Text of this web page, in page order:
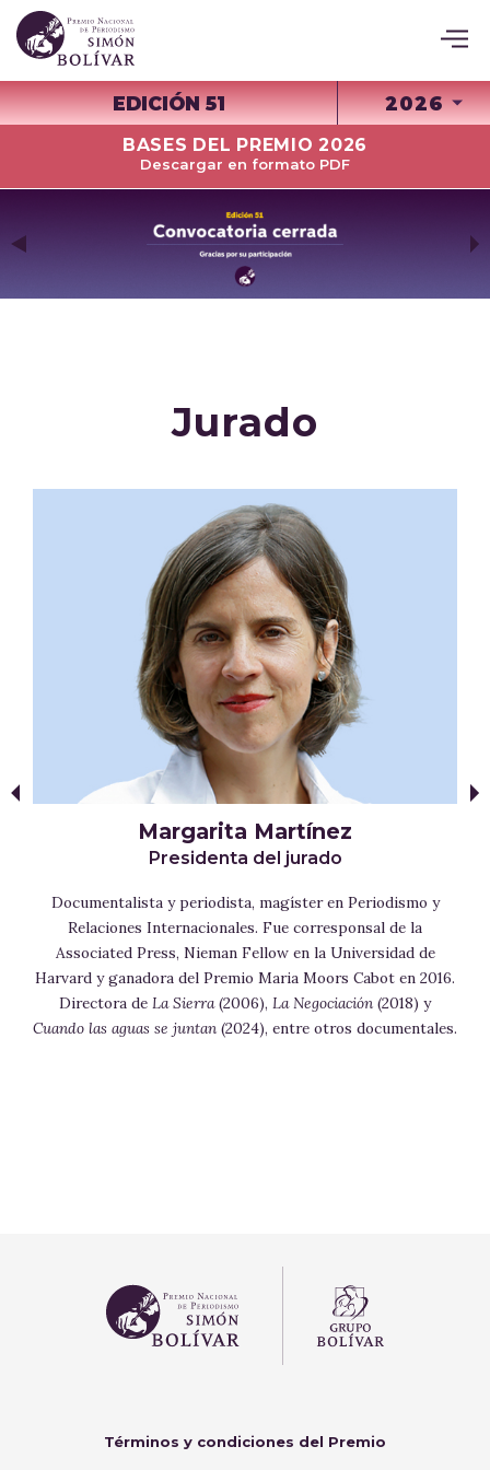
EDICIÓN 51 2026
BASES DEL PREMIO 2026
Descargar en formato PDF
Jurado
Margarita Martínez
Presidenta del jurado
Documentalista y periodista, magíster en Periodismo y
Relaciones Internacionales. Fue corresponsal de la
Associated Press, Nieman Fellow en la Universidad de
Harvard y ganadora del Premio Maria Moors Cabot en 2016.
Directora de La Sierra(2006), La Negociación (2018) y
Cuando las aguas se juntan (2024), entre otros documentales.
Términos y condiciones del Premio